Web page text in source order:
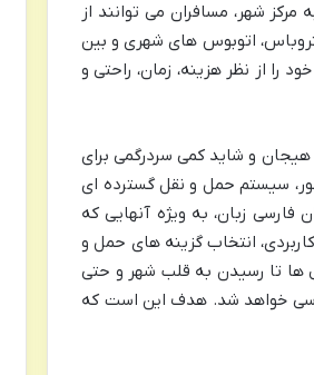
شهر، مسافران می توانند از
اتوبوس های شهری و بین
را از نظر هزینه، زمان، راحتی و
هیجان و شاید کمی سردرگمی برای
سیستم حمل و نقل گسترده ای
زبان، به ویژه آنهایی که
انتخاب گزینه های حمل و
ها تا رسیدن به قلب شهر و حتی
خواهد شد. هدف این است که